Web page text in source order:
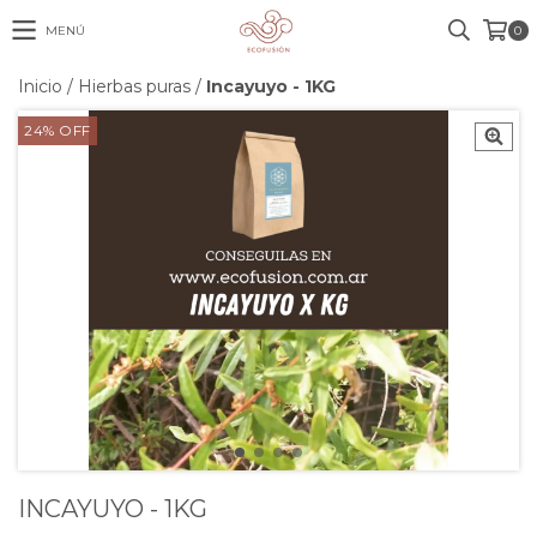
MENÚ 0
Inicio / Hierbas puras / Incayuyo - 1KG
24% OFF
INCAYUYO - 1KG